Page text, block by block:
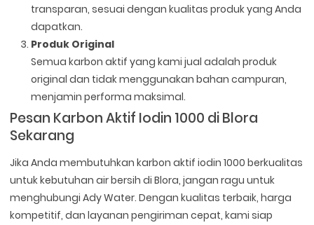
transparan, sesuai dengan kualitas produk yang Anda
dapatkan.
Produk Original
Semua karbon aktif yang kami jual adalah produk
original dan tidak menggunakan bahan campuran,
menjamin performa maksimal.
Pesan Karbon Aktif Iodin 1000 di Blora
Sekarang
Jika Anda membutuhkan karbon aktif iodin 1000 berkualitas
untuk kebutuhan air bersih di Blora, jangan ragu untuk
menghubungi Ady Water. Dengan kualitas terbaik, harga
kompetitif, dan layanan pengiriman cepat, kami siap